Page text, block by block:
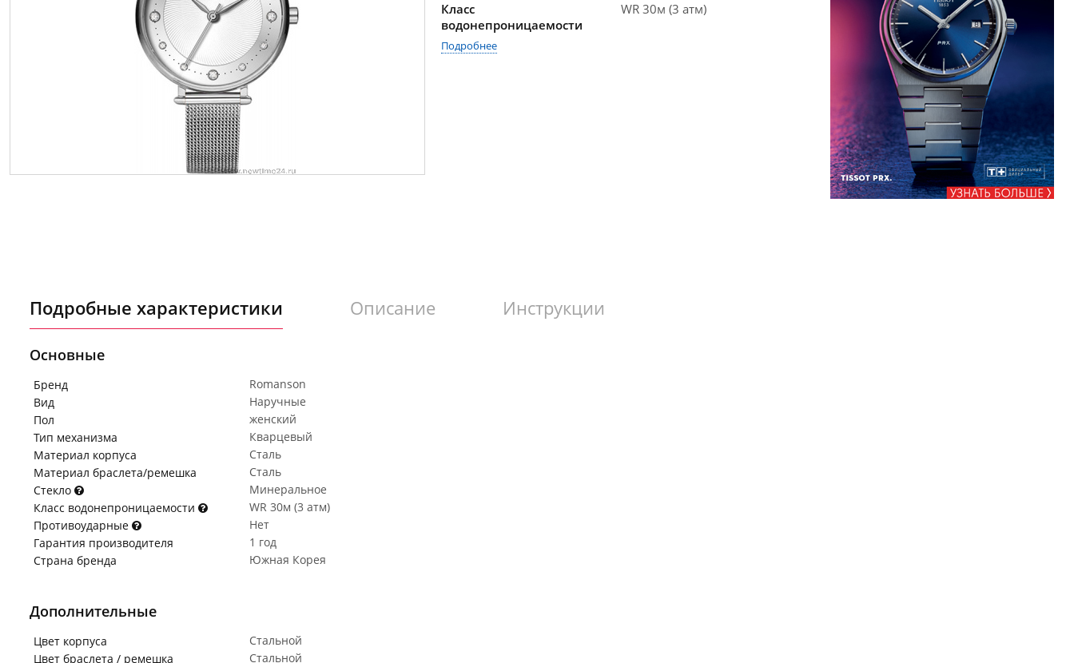
Класс
водонепроницаемости
WR 30м (3 атм)
Подробнее
Подробные характеристики Описание Инструкции
Основные
Бренд
Romanson
Вид
Наручные
Пол
женский
Тип механизма
Кварцевый
Материал корпуса
Сталь
Материал браслета/ремешка
Сталь
Стекло
Минеральное
Класс водонепроницаемости
WR 30м (3 атм)
Противоударные
Нет
Гарантия производителя
1 год
Страна бренда
Южная Корея
Дополнительные
Цвет корпуса
Стальной
Цвет браслета / ремешка
Стальной